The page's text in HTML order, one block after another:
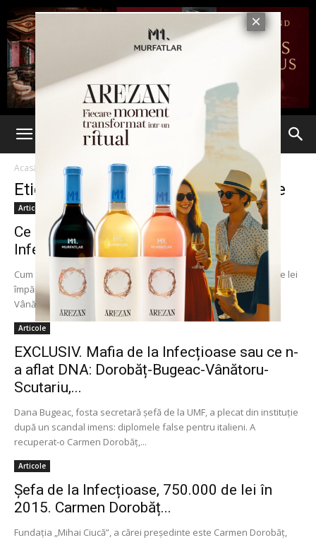
Acasă Etichete Spitalul de Boli Infectioase
Etichetă: Spitalul de Boli Infectioase
Articole
Ce n-ați știut despre MAFIA de la
Infecțioase: Dorobăț și Bugeac...
Cum se fură un spital cu totul: achiziții directe de 3,5 milioane de lei
împărțite de fosta directoare prietenilor din UMF – Bugeac,
Vânătoru,...
Articole
EXCLUSIV. Mafia de la Infecțioase sau ce n-
a aflat DNA: Dorobăț-Bugeac-Vânătoru-
Scutariu,...
Dana Bugeac, fosta secretară șefă de la UMF, a plecat din instituție
după un scandal imens: diplomele false pentru italieni. A
recuperat-o Carmen Dorobăț,...
Articole
Șefa de la Infecțioase, 750.000 de lei în
2015. Carmen Dorobăț...
Fundația „Mihai Ciucă”, a cărei președinte este Carmen Dorobăț,